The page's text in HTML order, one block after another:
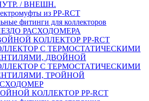
/ ВНЕШН.
из PP-RCT
фитинги для коллекторов
РАСХОДОМЕРА
КОЛЛЕКТОР PP-RCT
С ТЕРМОСТАТИЧЕСКИМИ
ДВОЙНОЙ
С ТЕРМОСТАТИЧЕСКИМИ
ТРОЙНОЙ
КОЛЛЕКТОР PP-RCT